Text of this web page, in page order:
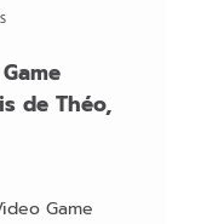
de Théo,
Game